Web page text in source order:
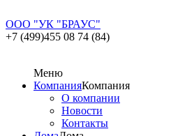
ООО "УК "БРАУС"
+7 (499)455 08 74 (84)
Меню
КомпанияКомпания
О компании
Новости
Контакты